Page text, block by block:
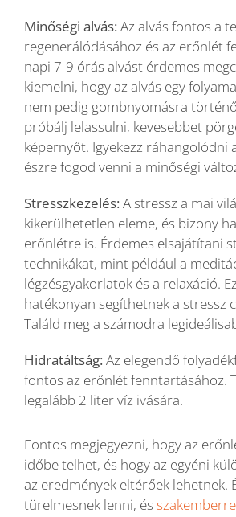
Minőségi alvás:Az alvás fontos a
regenerálódásához és az erőnlét
napi 7-9 órás alvást érdemes
kiemelni, hogy az alvás egy
nem pedig gombnyomásra
próbálj lelassulni, kevesebbet
képernyőt. Igyekezz ráhangolódni
észre fogod venni a minőségi
Stresszkezelés:A stressz a mai
kikerülhetetlen eleme, és bizony
erőnlétre is. Érdemes elsajátítani
technikákat, mint például a
légzésgyakorlatok és a relaxáció.
hatékonyan segíthetnek a stressz
Találd meg a számodra
Hidratáltság:Az elegendő
fontos az erőnlét fenntartásához.
legalább 2 liter víz ivására.
Fontos megjegyezni, hogy az
időbe telhet, és hogy az egyéni
az eredmények eltérőek lehetnek.
türelmesnek lenni, és